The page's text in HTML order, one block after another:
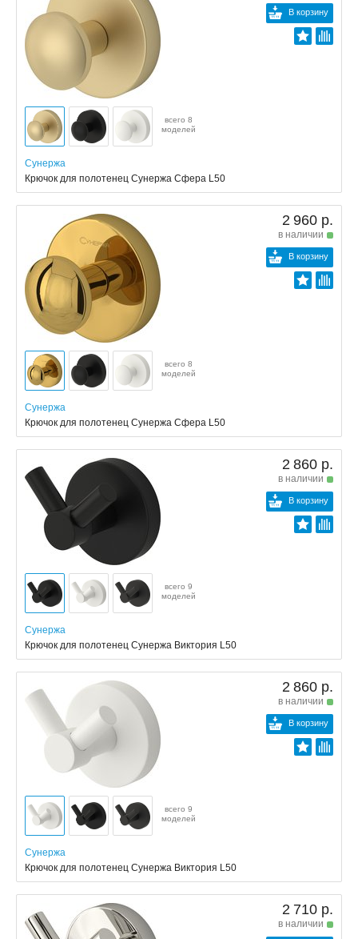
В корзину
всего 8
моделей
Сунержа
Крючок для полотенец Сунержа Сфера L50
2 960 р.
в наличии
В корзину
всего 8
моделей
Сунержа
Крючок для полотенец Сунержа Сфера L50
2 860 р.
в наличии
В корзину
всего 9
моделей
Сунержа
Крючок для полотенец Сунержа Виктория L50
2 860 р.
в наличии
В корзину
всего 9
моделей
Сунержа
Крючок для полотенец Сунержа Виктория L50
2 710 р.
в наличии